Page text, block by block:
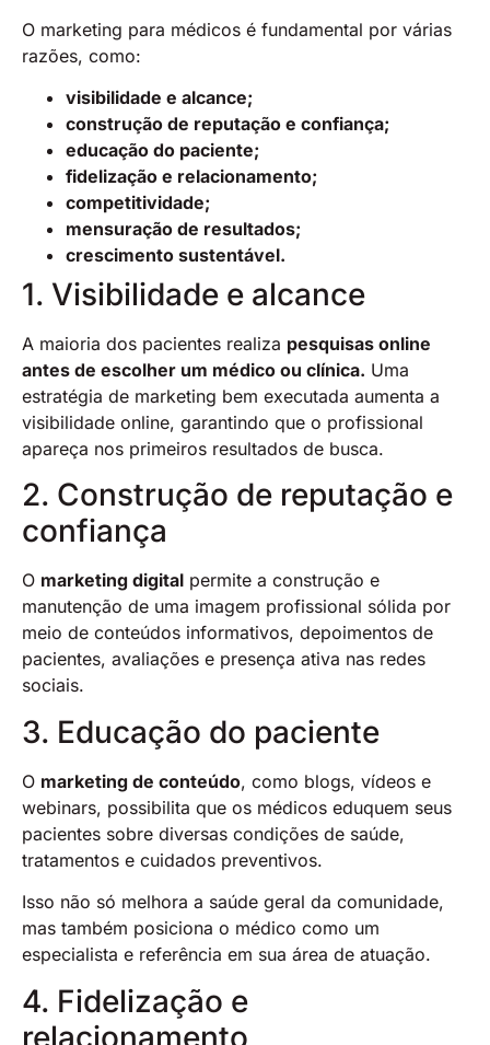
O marketing para médicos é fundamental por várias
razões, como:
visibilidade e alcance;
construção de reputação e confiança;
educação do paciente;
fidelização e relacionamento;
competitividade;
mensuração de resultados;
crescimento sustentável.
1. Visibilidade e alcance
A maioria dos pacientes realiza pesquisas online
antes de escolher um médico ou clínica. Uma
estratégia de marketing bem executada aumenta a
visibilidade online, garantindo que o profissional
apareça nos primeiros resultados de busca.
2. Construção de reputação e
confiança
O marketing digital permite a construção e
manutenção de uma imagem profissional sólida por
meio de conteúdos informativos, depoimentos de
pacientes, avaliações e presença ativa nas redes
sociais.
3. Educação do paciente
O marketing de conteúdo, como blogs, vídeos e
webinars, possibilita que os médicos eduquem seus
pacientes sobre diversas condições de saúde,
tratamentos e cuidados preventivos.
Isso não só melhora a saúde geral da comunidade,
mas também posiciona o médico como um
especialista e referência em sua área de atuação.
4. Fidelização e
relacionamento